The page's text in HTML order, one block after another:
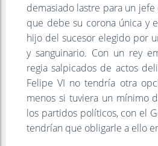
demasiado lastre para un jefe
que debe su corona única y
hijo del sucesor elegido por
y sanguinario. Con un rey
regia salpicados de actos
Felipe VI no tendría otra
menos si tuviera un mínimo
los partidos políticos, con el
tendrían que obligarle a ello